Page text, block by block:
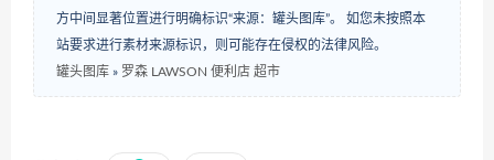
方中间显著位置进行明确标识“来源：罐头图库”。 如您未按照本
站要求进行素材来源标识，则可能存在侵权的法律风险。
罐头图库 » 罗森 LAWSON 便利店 超市